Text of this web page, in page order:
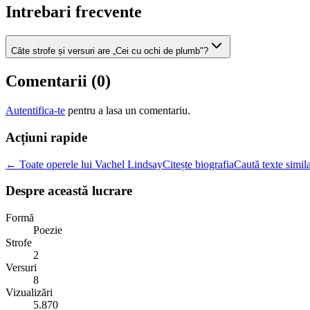
Intrebari frecvente
Câte strofe și versuri are „Cei cu ochi de plumb"?
Comentarii (0)
Autentifica-te pentru a lasa un comentariu.
Acțiuni rapide
← Toate operele lui Vachel LindsayCitește biografiaCaută texte
Despre această lucrare
Formă
Poezie
Strofe
2
Versuri
8
Vizualizări
5.870